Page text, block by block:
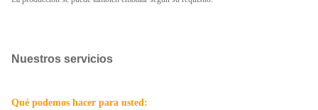
Nuestros servicios
Qué podemos hacer para usted: